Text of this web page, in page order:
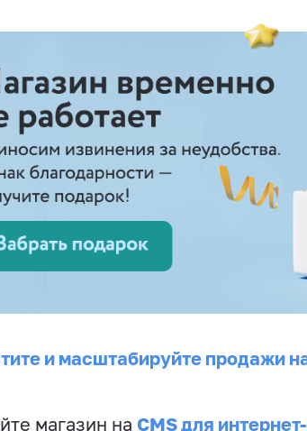
и масштабируйте продажи
магазин на CMS для